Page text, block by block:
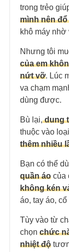
trong trẻo
mình nên
khô máy
Nhưng tôi
của em
nứt vỡ. Lúc
va chạm
dùng được.
Bù lại,dung
thuộc vào
thêm nhiều
Bạn có thể
quần áo của
không kén
áo, tay áo,
Tùy vào từ
chọn chức
nhiệt độ